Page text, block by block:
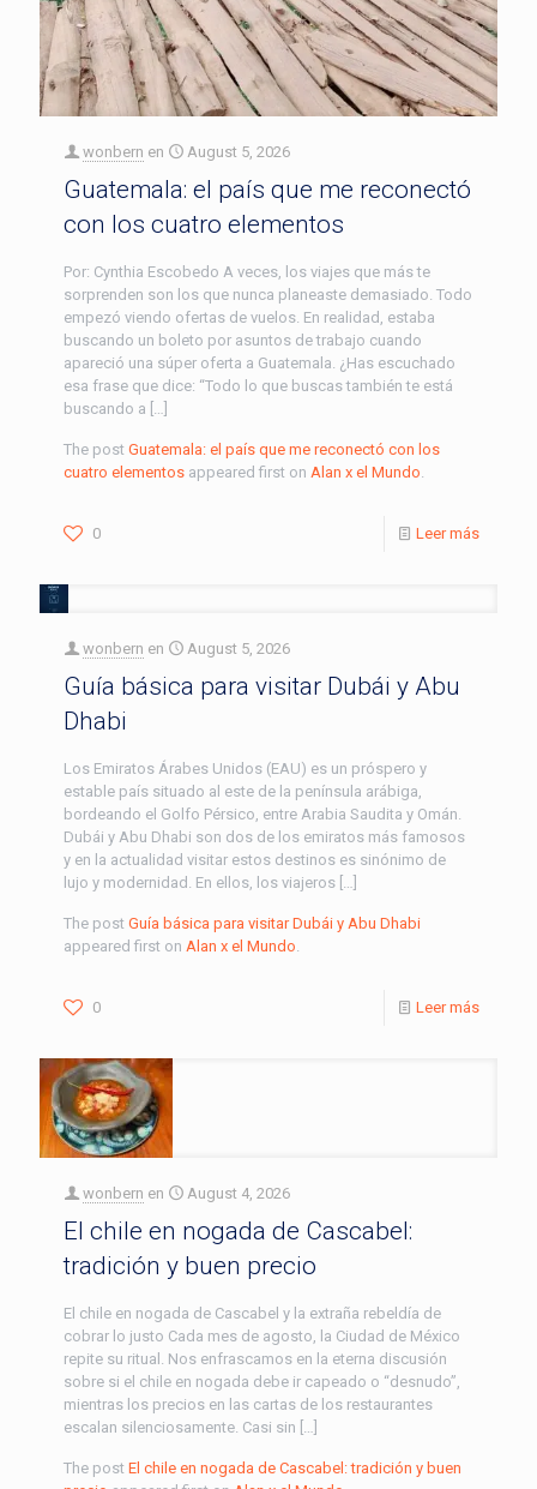
wonbern en August 5, 2026
Guatemala: el país que me reconectó
con los cuatro elementos
Por: Cynthia Escobedo A veces, los viajes que más te
sorprenden son los que nunca planeaste demasiado. Todo
empezó viendo ofertas de vuelos. En realidad, estaba
buscando un boleto por asuntos de trabajo cuando
apareció una súper oferta a Guatemala. ¿Has escuchado
esa frase que dice: “Todo lo que buscas también te está
buscando a […]
The post Guatemala: el país que me reconectó con los
cuatro elementos appeared first on Alan x el Mundo
0 Leer más
wonbern en August 5, 2026
Guía básica para visitar Dubái y Abu
Dhabi
Los Emiratos Árabes Unidos (EAU) es un próspero y
estable país situado al este de la península arábiga,
bordeando el Golfo Pérsico, entre Arabia Saudita y Omán.
Dubái y Abu Dhabi son dos de los emiratos más famosos
y en la actualidad visitar estos destinos es sinónimo de
lujo y modernidad. En ellos, los viajeros […]
The post Guía básica para visitar Dubái y Abu Dhabi
appeared first on Alan x el Mundo
0 Leer más
wonbern en August 4, 2026
El chile en nogada de Cascabel:
tradición y buen precio
El chile en nogada de Cascabel y la extraña rebeldía de
cobrar lo justo Cada mes de agosto, la Ciudad de México
repite su ritual. Nos enfrascamos en la eterna discusión
sobre si el chile en nogada debe ir capeado o “desnudo”,
mientras los precios en las cartas de los restaurantes
escalan silenciosamente. Casi sin […]
The post El chile en nogada de Cascabel: tradición y buen